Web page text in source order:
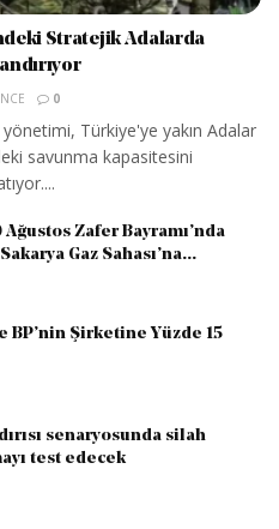
Stratejik Adalarda
0
Türkiye'ye yakın Adalar
savunma kapasitesini
Zafer Bayramı’nda
Gaz Sahası’na...
BP’nin Şirketine Yüzde 15
senaryosunda silah
test edecek